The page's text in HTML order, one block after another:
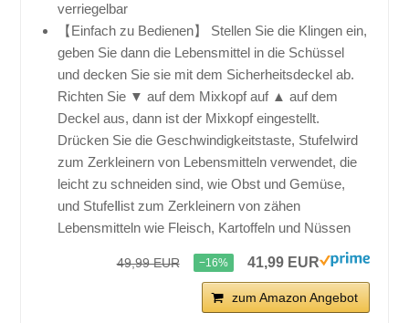
verriegelbar
【Einfach zu Bedienen】 Stellen Sie die Klingen ein,
geben Sie dann die Lebensmittel in die Schüssel
und decken Sie sie mit dem Sicherheitsdeckel ab.
Richten Sie ▼ auf dem Mixkopf auf ▲ auf dem
Deckel aus, dann ist der Mixkopf eingestellt.
Drücken Sie die Geschwindigkeitstaste, StufeⅠwird
zum Zerkleinern von Lebensmitteln verwendet, die
leicht zu schneiden sind, wie Obst und Gemüse,
und StufeⅡist zum Zerkleinern von zähen
Lebensmitteln wie Fleisch, Kartoffeln und Nüssen
49,99 EUR −16% 41,99 EUR
zum Amazon Angebot